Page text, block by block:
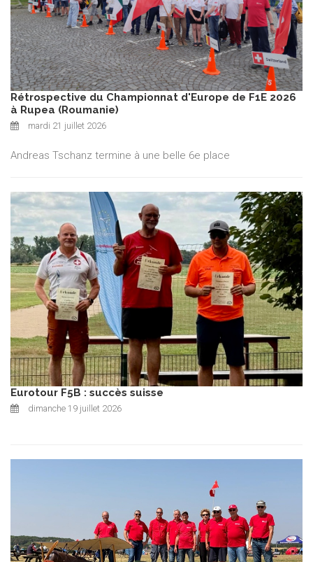
Rétrospective du Championnat d'Europe de F1E 2026
à Rupea (Roumanie)
mardi 21 juillet 2026
Andreas Tschanz termine à une belle 6e place
Eurotour F5B : succès suisse
dimanche 19 juillet 2026